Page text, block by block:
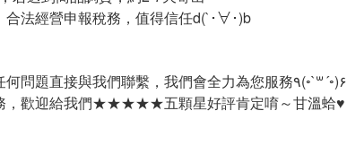
合法經營申報稅務，值得信任d(`･∀･)b
賣場經營不易，商品如有任何問題直接與我們聯繫，我們會全力為您服務٩(◦`꒳´◦)۶
，歡迎給我們★★★★★五顆星好評肯定唷～甘溫蛤♥